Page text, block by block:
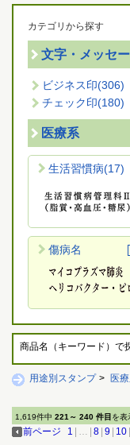
カテゴリから探す
文字・メッセ
ビジネス印(306)
チェック印(180)
医療系
生活習慣病(17)
傷病名
商品名（キーワード）で
用途別スタンプ > 医
1,619件中 221～ 240 件目 を表
前ページ 1 … 8 9 10